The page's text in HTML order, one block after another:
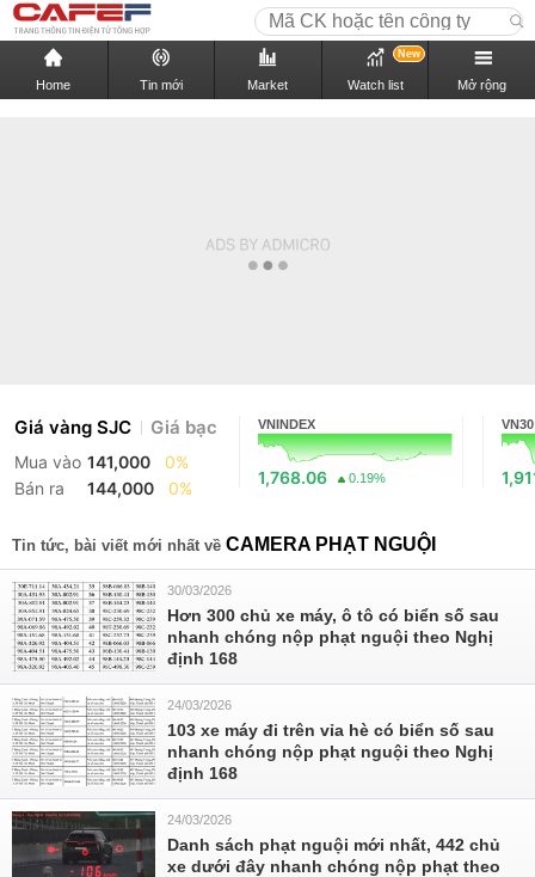
Home Tin mới Market Watch list
New
Mở rộng
Giá vàng SJC Giá bạc
Mua vào 141,000
0%
Bán ra
144,000 0%
VNINDEX
1,768.06 0.19%
VN30
Tin tức, bài viết mới nhất về CAMERA PHẠT NGUỘI
30/03/2026
Hơn 300 chủ xe máy, ô tô có biển số sau
nhanh chóng nộp phạt nguội theo Nghị
định 168
24/03/2026
103 xe máy đi trên vỉa hè có biển số sau
nhanh chóng nộp phạt nguội theo Nghị
định 168
24/03/2026
Danh sách phạt nguội mới nhất, 442 chủ
xe dưới đây nhanh chóng nộp phạt theo